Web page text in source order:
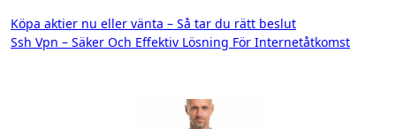
Inläggsnavigering
Köpa aktier nu eller vänta – Så tar du rätt beslut
Ssh Vpn – Säker Och Effektiv Lösning För Internetåtkomst